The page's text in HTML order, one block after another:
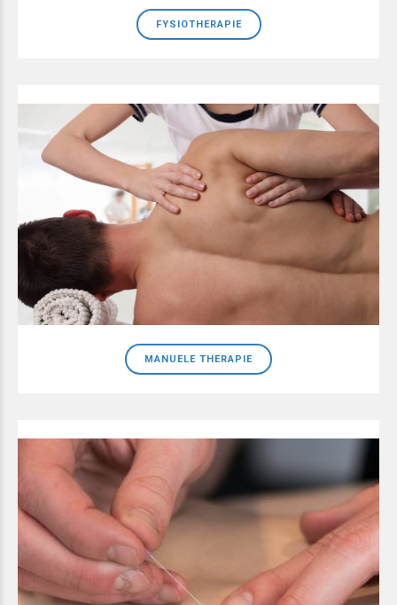
FYSIOTHERAPIE
MANUELE THERAPIE